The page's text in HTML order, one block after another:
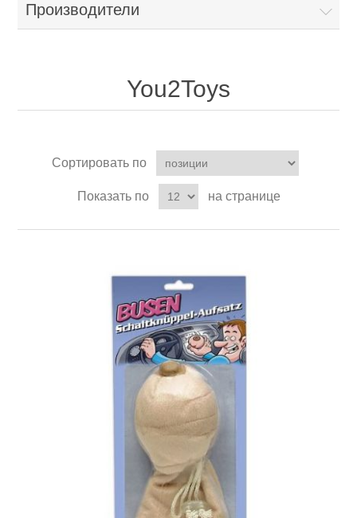
Производители
You2Toys
Сортировать по
Показать по на странице